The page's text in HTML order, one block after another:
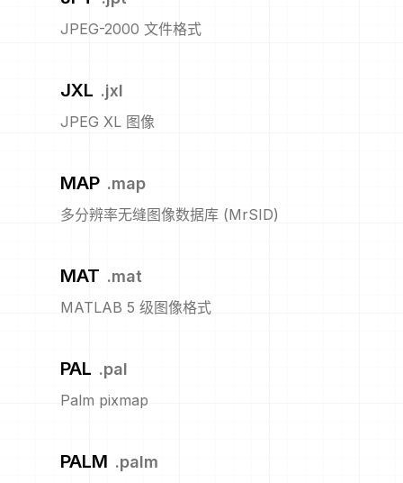
JPEG-2000 文件格式
JXL .jxl
JPEG XL 图像
MAP .map
多分辨率无缝图像数据库 (MrSID)
MAT .mat
MATLAB 5 级图像格式
PAL .pal
Palm pixmap
PALM .palm